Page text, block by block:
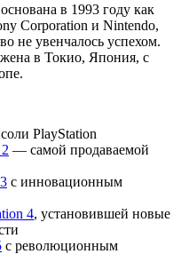
в 1993 году как
Corporation и Nintendo,
не увенчалось успехом.
в Токио, Япония, с
PlayStation
— самой продаваемой
с инновационным
4, установившей новые
с революционным